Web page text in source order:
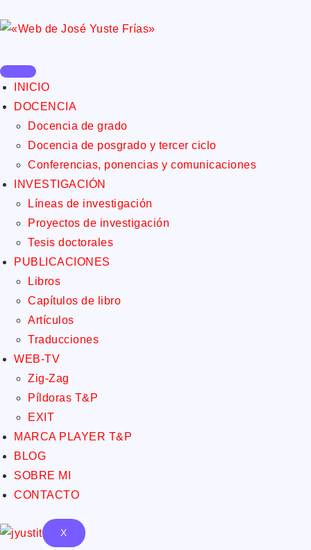
INICIO
DOCENCIA
Docencia de grado
Docencia de posgrado y tercer ciclo
Conferencias, ponencias y comunicaciones
INVESTIGACIÓN
Líneas de investigación
Proyectos de investigación
Tesis doctorales
PUBLICACIONES
Libros
Capítulos de libro
Artículos
Traducciones
WEB-TV
Zig-Zag
Píldoras T&P
EXIT
MARCA PLAYER T&P
BLOG
SOBRE MI
CONTACTO
X